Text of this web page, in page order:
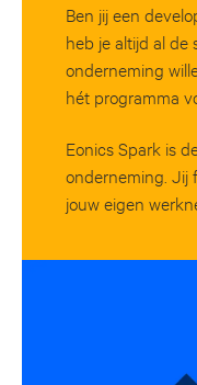
Ben jij een
heb je altijd al de
onderneming
hét programma
Eonics Spark is
onderneming. Jij
jouw eigen